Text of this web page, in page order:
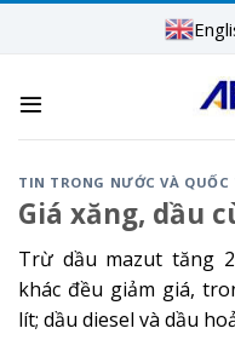
TIN TRONG NƯỚC VÀ QUỐC
Giá xăng, dầu
Trừ dầu mazut tăng
khác đều giảm giá,
lít; dầu diesel và dầu